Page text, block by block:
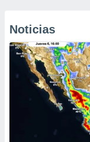
Noticias